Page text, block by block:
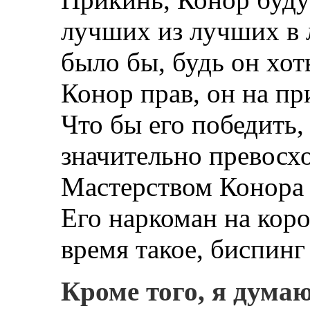
лучших из лучших в
было бы, будь он
Конор прав, он на
Что бы его
значительно
Мастерством Конора
Его наркоман на
время такое,
Кроме того, я